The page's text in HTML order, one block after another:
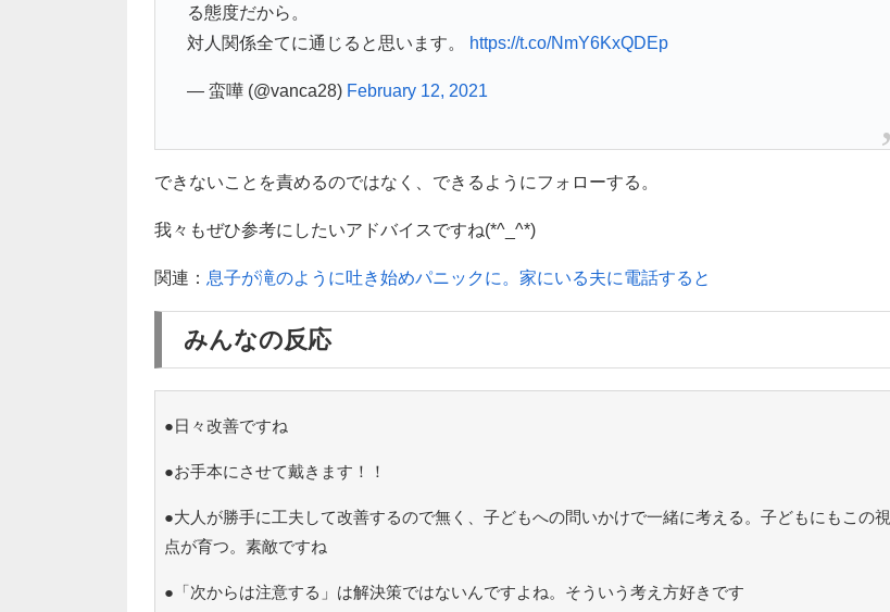
る態度だから。
対人関係全てに通じると思います。
https://t.co/NmY6KxQDEp
— 蛮嘩 (@vanca28) February 12, 2021
できないことを責めるのではなく、できるようにフォローする。
我々もぜひ参考にしたいアドバイスですね(*^_^*)
関連： 息子が滝のように吐き始めパニックに。家にいる夫に電話すると
みんなの反応
●日々改善ですね
●お手本にさせて戴きます！！
●大人が勝手に工夫して改善するので無く、子どもへの問いかけで一緒に考える。子どもにもこの視
点が育つ。素敵ですね
●「次からは注意する」は解決策ではないんですよね。そういう考え方好きです